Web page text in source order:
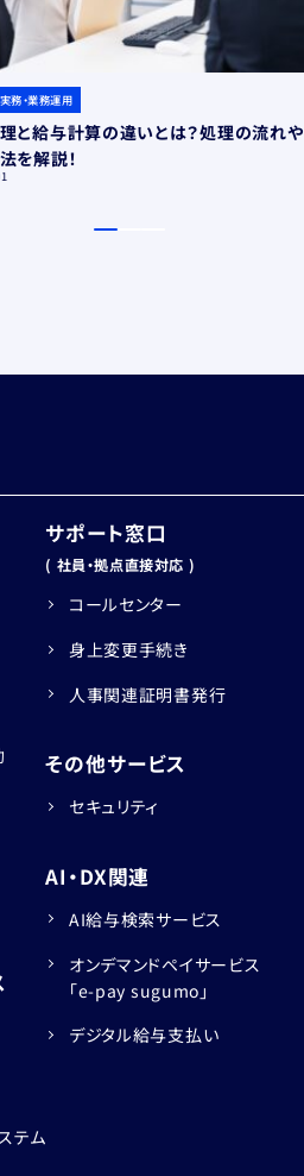
務・業務運用
と給与計算の違いとは？処理の流れや
を解説！
テム
サポート窓口
( 社員・拠点直接対応 )
コールセンター
身上変更手続き
人事関連証明書発行
その他サービス
セキュリティ
AI・DX関連
AI給与検索サービス
オンデマンドペイサービス
「e-pay sugumo」
デジタル給与支払い